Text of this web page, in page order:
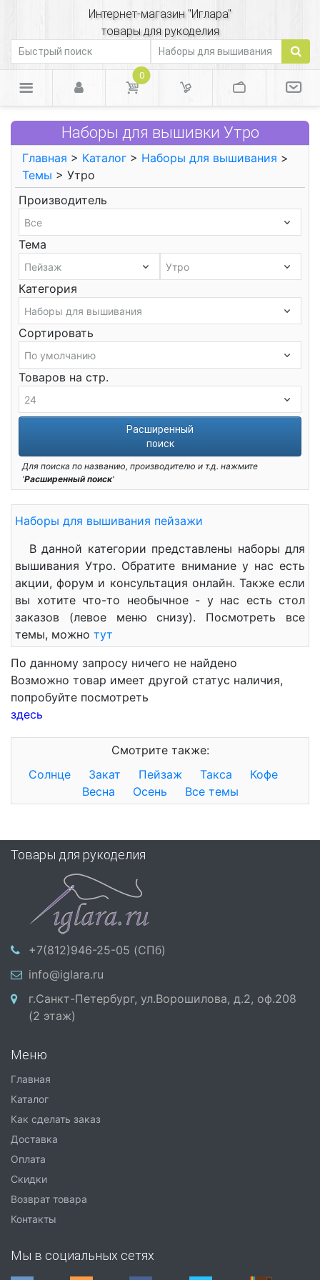
Интернет-магазин "Иглара"
товары для рукоделия
0
Наборы для вышивки Утро
Главная > Каталог > Наборы для вышивания >
Темы > Утро
Производитель
Тема
Категория
Сортировать
Товаров на стр.
Расширенный
поиск
Для поиска по названию, производителю и т.д. нажмите
'Расширенный поиск'
Наборы для вышивания пейзажи
В данной категории представлены наборы для
вышивания Утро. Обратите внимание у нас есть
акции, форум и консультация онлайн. Также если
вы хотите что-то необычное - у нас есть стол
заказов (левое меню снизу). Посмотреть все
темы, можно тут
По данному запросу ничего не найдено
Возможно товар имеет другой статус наличия,
попробуйте посмотреть
здесь
Смотрите также:
Солнце
Закат Пейзаж Такса
Кофе
Весна
Осень Все темы
Товары для рукоделия
+7(812)946-25-05 (СПб)
info@iglara.ru
г.Санкт-Петербург, ул.Ворошилова, д.2, оф.208
(2 этаж)
Меню
Главная
Каталог
Как сделать заказ
Доставка
Оплата
Скидки
Возврат товара
Контакты
Мы в социальных сетях